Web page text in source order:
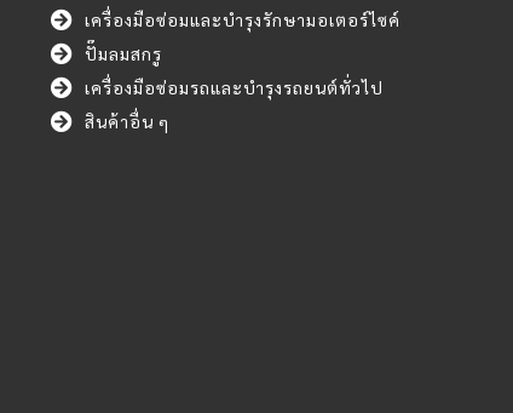
เครื่องมือซ่อมและบำรุงรักษามอเตอร์ไซค์
ปั๊มลมสกรู
เครื่องมือซ่อมรถและบำรุงรถยนต์ทั่วไป
สินค้าอื่น ๆ